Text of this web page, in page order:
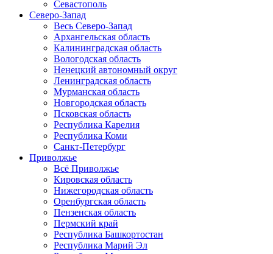
Севастополь
Северо-Запад
Весь Северо-Запад
Архангельская область
Калининградская область
Вологодская область
Ненецкий автономный округ
Ленинградская область
Мурманская область
Новгородская область
Псковская область
Республика Карелия
Республика Коми
Санкт-Петербург
Приволжье
Всё Приволжье
Кировская область
Нижегородская область
Оренбургская область
Пензенская область
Пермский край
Республика Башкортостан
Республика Марий Эл